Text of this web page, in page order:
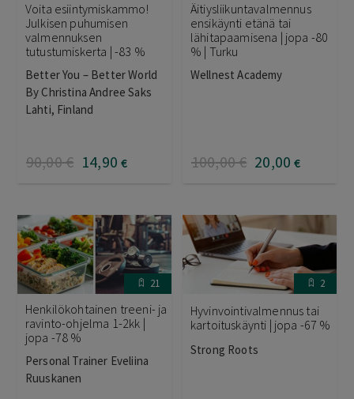
Voita esiintymiskammo!
Julkisen puhumisen
valmennuksen
tutustumiskerta | -83 %
Better You – Better World
By Christina Andree Saks
Lahti, Finland
90,00€ 14,90 €
Äitiysliikuntavalmennus
ensikäynti etänä tai
lähitapaamisena | jopa -80
% | Turku
Wellnest Academy
100,00€ 20,00 €
21
Henkilökohtainen treeni- ja
ravinto-ohjelma 1-2kk |
jopa -78 %
Personal Trainer Eveliina
Ruuskanen
2
Hyvinvointivalmennus tai
kartoituskäynti | jopa -67 %
Strong Roots